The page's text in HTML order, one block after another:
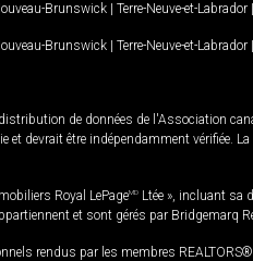
Brunswick | Terre-Neuve-et-Labrador |
Brunswick | Terre-Neuve-et-Labrador |
de données de l'Association
devrait être indépendamment vérifiée.
Royal LePageMD Ltée », incluant sa
et sont gérés par Bridgemarq
rendus par les membres